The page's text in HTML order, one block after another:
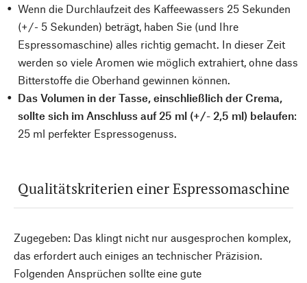
Wenn die Durchlaufzeit des Kaffeewassers 25 Sekunden
(+/- 5 Sekunden) beträgt, haben Sie (und Ihre
Espressomaschine) alles richtig gemacht. In dieser Zeit
werden so viele Aromen wie möglich extrahiert, ohne dass
Bitterstoffe die Oberhand gewinnen können.
Das Volumen in der Tasse, einschließlich der Crema,
sollte sich im Anschluss auf 25 ml (+/- 2,5 ml) belaufen:
25 ml perfekter Espressogenuss.
Qualitätskriterien einer Espressomaschine
Zugegeben: Das klingt nicht nur ausgesprochen komplex,
das erfordert auch einiges an technischer Präzision.
Folgenden Ansprüchen sollte eine gute